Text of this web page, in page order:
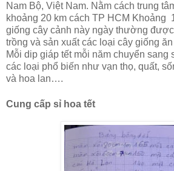
Nam Bộ, Việt Nam. Nằm cách trung
khoảng 20 km cách TP HCM Khoảng
giống cây cảnh này ngày thường
trồng và sản xuất các loại cây giống
Mỗi dip giáp tết mỗi năm chuyển sang
các loại phổ biến như vạn thọ, quất,
và hoa lan….
Cung cấp sỉ hoa tết